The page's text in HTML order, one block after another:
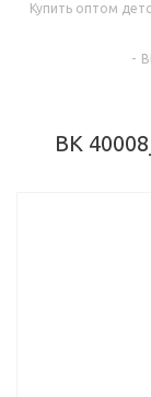
Купить оптом
-
ВК